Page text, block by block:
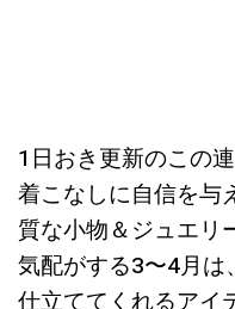
1日おき更新のこの
着こなしに自信を与
質な小物＆ジュエリ
気配がする3〜4月は
仕立ててくれるアイ